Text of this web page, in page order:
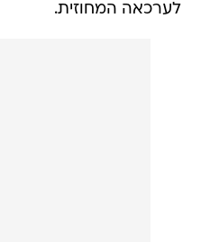
לערכאה המחוזית.